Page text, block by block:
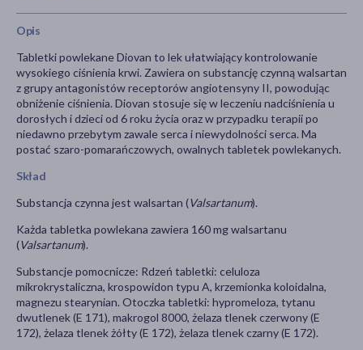
Opis
Tabletki powlekane Diovan to lek ułatwiający kontrolowanie
wysokiego ciśnienia krwi. Zawiera on substancję czynną walsartan
z grupy antagonistów receptorów angiotensyny II, powodując
obniżenie ciśnienia. Diovan stosuje się w leczeniu nadciśnienia u
dorosłych i dzieci od 6 roku życia oraz w przypadku terapii po
niedawno przebytym zawale serca i niewydolności serca. Ma
postać szaro-pomarańczowych, owalnych tabletek powlekanych.
Skład
Substancja czynna jest walsartan (Valsartanum).
Każda tabletka powlekana zawiera 160 mg walsartanu
(Valsartanum).
Substancje pomocnicze: Rdzeń tabletki: celuloza
mikrokrystaliczna, krospowidon typu A, krzemionka koloidalna,
magnezu stearynian. Otoczka tabletki: hypromeloza, tytanu
dwutlenek (E 171), makrogol 8000, żelaza tlenek czerwony (E
172), żelaza tlenek żółty (E 172), żelaza tlenek czarny (E 172).